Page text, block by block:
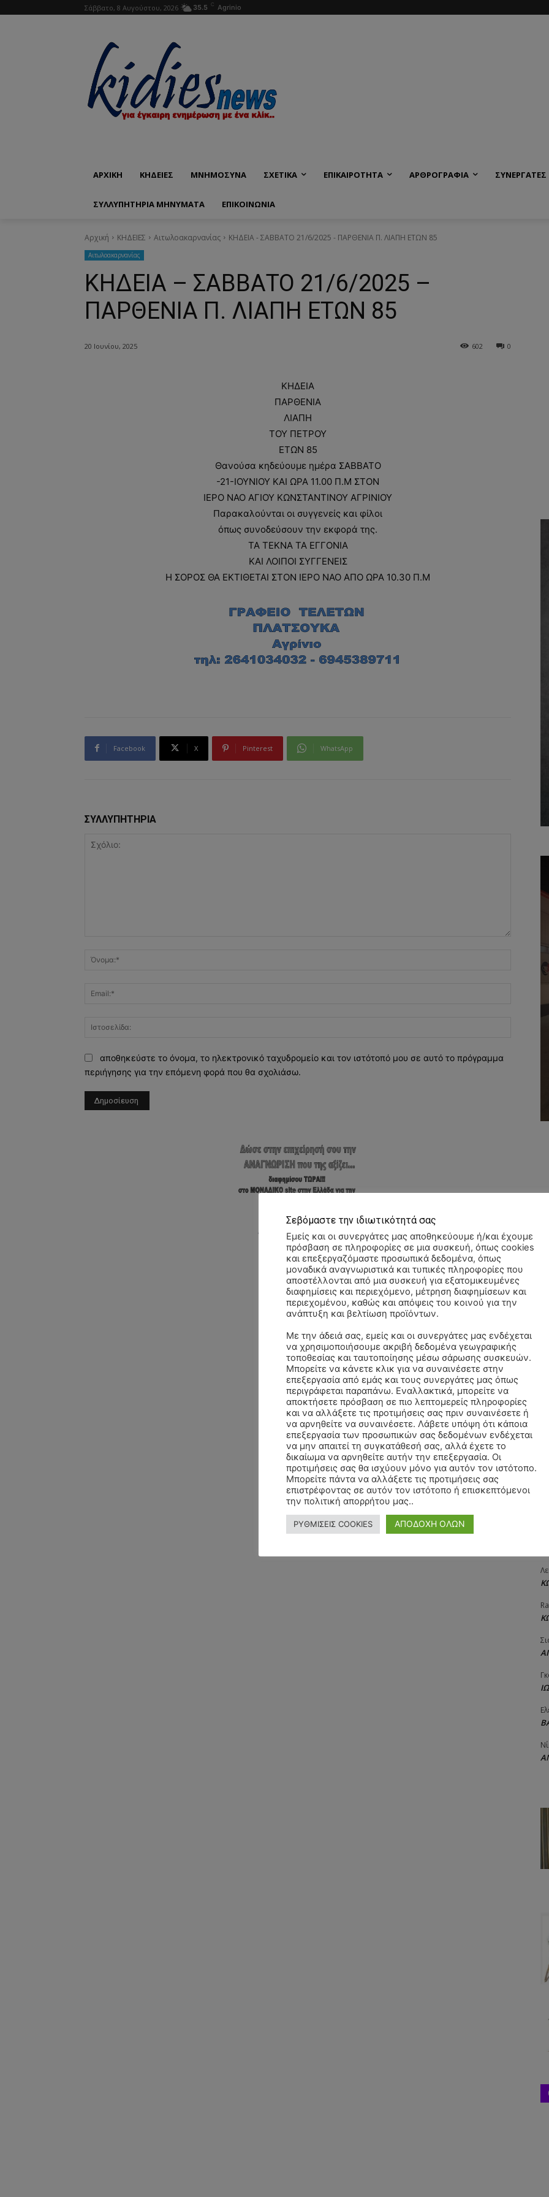
Σάββατο, 8 Αυγούστου, 2026 35.5 C Agrinio
ΑΡΧΙΚΗ ΚΗΔΕΙΕΣ ΜΝΗΜΟΣΥΝΑ ΣΧΕΤΙΚΑ ΕΠΙΚΑΙΡΟΤΗΤΑ ΑΡΘΡΟΓΡΑΦΙΑ ΣΥΝΕΡΓΑΤΕΣ
ΣΥΛΛΥΠΗΤΗΡΙΑ ΜΗΝΥΜΑΤΑ ΕΠΙΚΟΙΝΩΝΊΑ
Αρχική ΚΗΔΕΙΕΣ Aιτωλοακαρνανίας ΚΗΔΕΙΑ - ΣΑΒΒΑΤΟ 21/6/2025 - ΠΑΡΘΕΝΙΑ Π. ΛΙΑΠΗ ΕΤΩΝ 85
Aιτωλοακαρνανίας
ΚΗΔΕΙΑ – ΣΑΒΒΑΤΟ 21/6/2025 –
ΠΑΡΘΕΝΙΑ Π. ΛΙΑΠΗ ΕΤΩΝ 85
20 Ιουνίου, 2025 0
602
ΚΗΔΕΙΑ
ΠΑΡΘΕΝΙΑ
ΛΙΑΠΗ
ΤΟΥ ΠΕΤΡΟΥ
ΕΤΩΝ 85
Θανούσα κηδεύουμε ημέρα ΣΑΒΒΑΤΟ
-21-ΙΟΥΝΙΟΥ ΚΑΙ ΩΡΑ 11.00 Π.Μ ΣΤΟΝ
ΙΕΡΟ ΝΑΟ ΑΓΙΟΥ ΚΩΝΣΤΑΝΤΙΝΟΥ ΑΓΡΙΝΙΟΥ
Παρακαλούνται οι συγγενείς και φίλοι
όπως συνοδεύσουν την εκφορά της.
ΤΑ ΤΕΚΝΑ ΤΑ ΕΓΓΟΝΙΑ
ΚΑΙ ΛΟΙΠΟΙ ΣΥΓΓΕΝΕΙΣ
Η ΣΟΡΟΣ ΘΑ ΕΚΤΙΘΕΤΑΙ ΣΤΟΝ ΙΕΡΟ ΝΑΟ ΑΠΟ ΩΡΑ 10.30 Π.Μ
Facebook X Pinterest WhatsApp
ΣΥΛΛΥΠΗΤΗΡΙΑ
αποθηκεύστε το όνομα, το ηλεκτρονικό ταχυδρομείο και τον ιστότοπό μου σε αυτό το πρόγραμμα
περιήγησης για την επόμενη φορά που θα σχολιάσω.
Σεβόμαστε την ιδιωτικότητά σας
Εμείς και οι συνεργάτες μας αποθηκεύουμε ή/και έχουμε
πρόσβαση σε πληροφορίες σε μια συσκευή, όπως cookies
και επεξεργαζόμαστε προσωπικά δεδομένα, όπως
μοναδικά αναγνωριστικά και τυπικές πληροφορίες που
αποστέλλονται από μια συσκευή για εξατομικευμένες
διαφημίσεις και περιεχόμενο, μέτρηση διαφημίσεων και
περιεχομένου, καθώς και απόψεις του κοινού για την
ανάπτυξη και βελτίωση προϊόντων.
Με την άδειά σας, εμείς και οι συνεργάτες μας ενδέχεται
να χρησιμοποιήσουμε ακριβή δεδομένα γεωγραφικής
τοποθεσίας και ταυτοποίησης μέσω σάρωσης συσκευών.
Μπορείτε να κάνετε κλικ για να συναινέσετε στην
επεξεργασία από εμάς και τους συνεργάτες μας όπως
περιγράφεται παραπάνω. Εναλλακτικά, μπορείτε να
αποκτήσετε πρόσβαση σε πιο λεπτομερείς πληροφορίες
και να αλλάξετε τις προτιμήσεις σας πριν συναινέσετε ή
να αρνηθείτε να συναινέσετε. Λάβετε υπόψη ότι κάποια
επεξεργασία των προσωπικών σας δεδομένων ενδέχεται
να μην απαιτεί τη συγκατάθεσή σας, αλλά έχετε το
δικαίωμα να αρνηθείτε αυτήν την επεξεργασία. Οι
προτιμήσεις σας θα ισχύουν μόνο για αυτόν τον ιστότοπο.
Μπορείτε πάντα να αλλάξετε τις προτιμήσεις σας
επιστρέφοντας σε αυτόν τον ιστότοπο ή επισκεπτόμενοι
την πολιτική απορρήτου μας..
ΡΥΘΜΙΣΕΙΣ COOKIES ΑΠΟΔΟΧΗ ΟΛΩΝ